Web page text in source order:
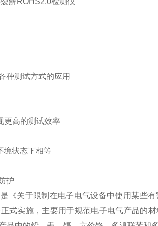
种测试方式的应用
更高的测试效率
境状态下相等
护
《关于限制在电子电气设备中使用某些
式实施，主要用于规范电子电气产品的材